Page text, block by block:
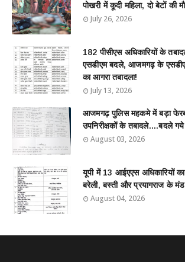
पोखरी में कूदी महिला, दो बेटों की
July 26, 2026
182 पीसीएस अधिकारियों के
एसडीएम बदले, आजमगढ़ के
का आगरा तबादला!
July 13, 2026
आजमगढ़ पुलिस महकमे में बड़ा
उपनिरीक्षकों के तबादले....बदले गये
August 03, 2026
यूपी में 13 आईएएस अधिकारियों
बरेली, बस्ती और प्रयागराज के
August 04, 2026